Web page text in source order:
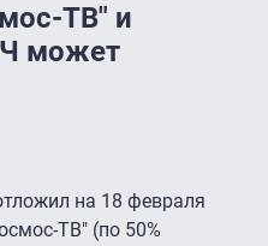
ТВ" и
может
на 18 февраля
ТВ" (по 50%